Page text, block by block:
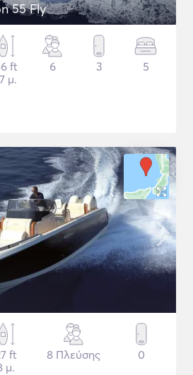
55 Fly
ft
μ.
6 3 5
ft
μ.
8 Πλεύσης 0